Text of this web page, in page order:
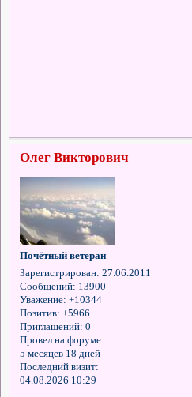
Олег Викторович
Почётный ветеран
Зарегистрирован: 27.06.2011
Сообщений: 13900
Уважение: +10344
Позитив: +5966
Приглашений: 0
Провел на форуме:
5 месяцев 18 дней
Последний визит:
04.08.2026 10:29